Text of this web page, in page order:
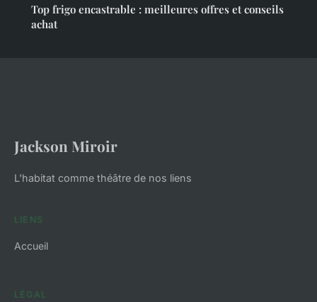
Top frigo encastrable : meilleures offres et conseils
achat
Jackson Miroir
L'habitat comme théâtre de nos liens
LIENS
Accueil
LÉGAL